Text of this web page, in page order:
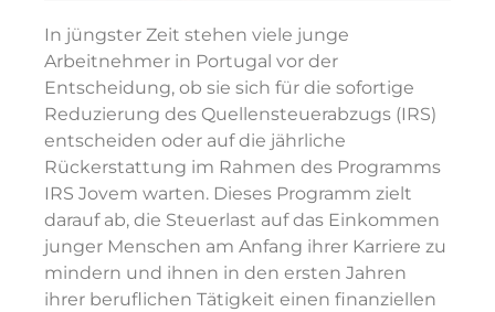
In jüngster Zeit stehen viele junge
Arbeitnehmer in Portugal vor der
Entscheidung, ob sie sich für die sofortige
Reduzierung des Quellensteuerabzugs (IRS)
entscheiden oder auf die jährliche
Rückerstattung im Rahmen des Programms
IRS Jovem warten. Dieses Programm zielt
darauf ab, die Steuerlast auf das Einkommen
junger Menschen am Anfang ihrer Karriere zu
mindern und ihnen in den ersten Jahren
ihrer beruflichen Tätigkeit einen finanziellen